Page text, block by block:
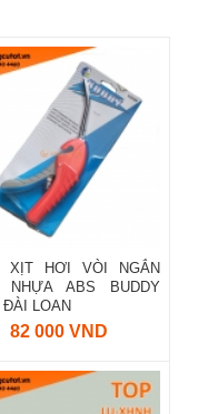
XỊT HƠI VÒI NGẮN
NHỰA ABS BUDDY
ĐÀI LOAN
82 000 VND